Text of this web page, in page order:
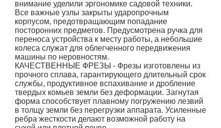
внимание уделили эргономике садовой техники.
Все важные узлы закрыты ударопрочным
корпусом, предотвращающим попадание
посторонних предметов. Предусмотрена ручка для
переноса устройства к месту работы, а небольшие
колеса служат для облегченного передвижения
машины по неровностям.
КАЧЕСТВЕННЫЕ ФРЕЗЫ - Фрезы изготовлены из
прочного сплава, гарантирующего длительный срок
службы, продуктивное вспахивание и дробление
твердых комьев земли без деформации. Загнутая
форма способствует плавному погружению лезвий
в толщу земли без перегрузки аппарата. Усиленные
ребра жесткости делают возможной работу на